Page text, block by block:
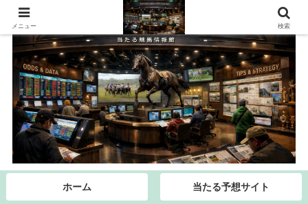
ホーム 当たる予想サイト
メニュー 検索